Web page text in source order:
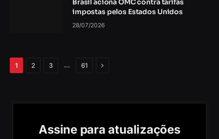
impostas pelos Estados Unidos
28/07/2026
1 2 3 … 61 Próximo
Assine para atualizações